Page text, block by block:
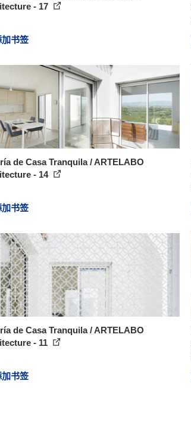
- 17
加书签
de Casa Tranquila / ARTELABO
- 14
加书签
de Casa Tranquila / ARTELABO
- 11
加书签